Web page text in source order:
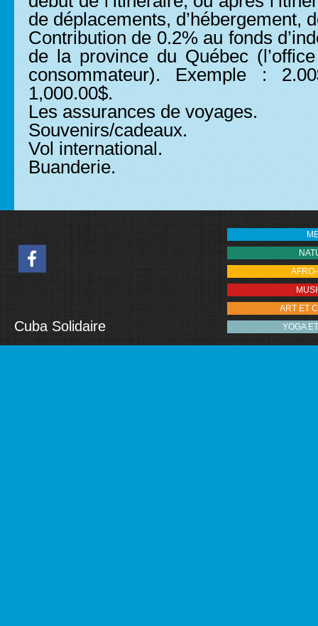
de déplacements, d’hébergement,
Contribution de 0.2% au fonds
de la province du Québec
consommateur). Exemple :
1,000.00$.
Les assurances de voyages.
Souvenirs/cadeaux.
Vol international.
Buanderie.
Cuba Solidaire
ART ET
YOGA